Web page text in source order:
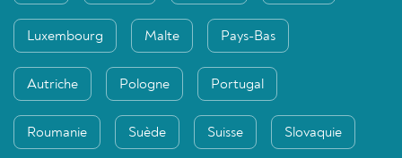
Luxembourg Malte Pays-Bas
Autriche Pologne Portugal
Roumanie Suède Suisse Slovaquie